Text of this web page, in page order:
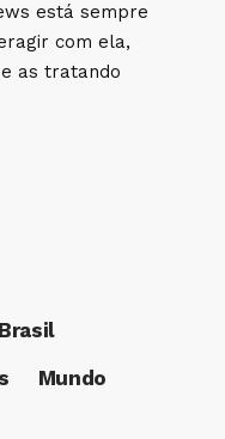
está sempre
com ela,
as tratando
Brasil
Mundo